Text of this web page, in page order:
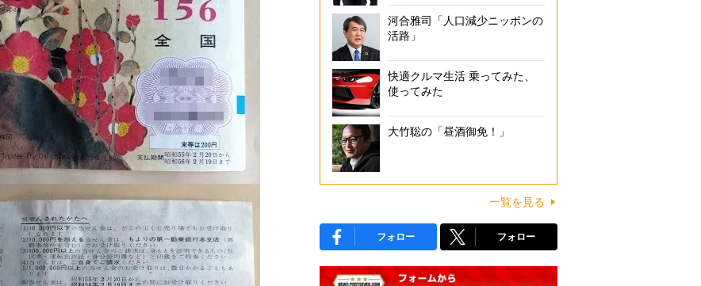
河合雅司「人口減少ニッポンの
活路」
快適クルマ生活 乗ってみた、
使ってみた
大竹聡の「昼酒御免！」
一覧を見る
フォロー フォロー